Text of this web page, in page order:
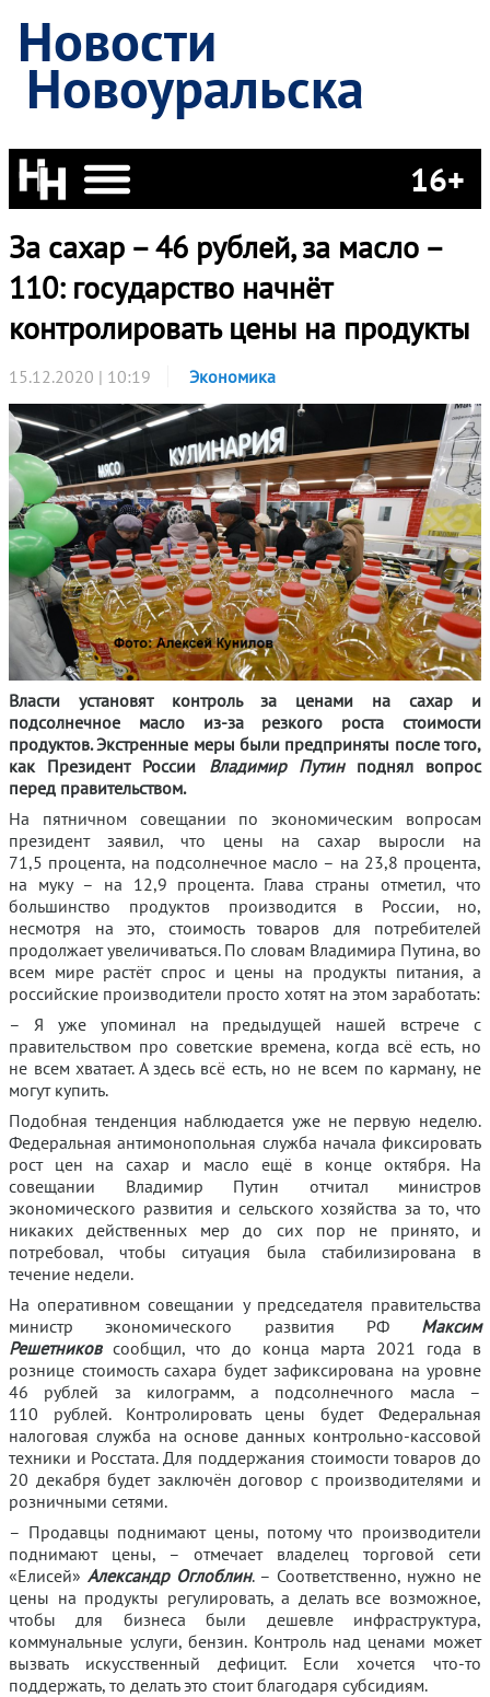
Новости
Новоуральска
16+
За сахар – 46 рублей, за масло –
110: государство начнёт
контролировать цены на продукты
15.12.2020 | 10:19 Экономика
Власти установят контроль за ценами на сахар и
подсолнечное масло из-за резкого роста стоимости
продуктов. Экстренные меры были предприняты после того,
как Президент России Владимир Путинподнял вопрос
перед правительством.
На пятничном совещании по экономическим вопросам
президент заявил, что цены на сахар выросли на
71,5 процента, на подсолнечное масло – на 23,8 процента,
на муку – на 12,9 процента. Глава страны отметил, что
большинство продуктов производится в России, но,
несмотря на это, стоимость товаров для потребителей
продолжает увеличиваться. По словам Владимира Путина, во
всем мире растёт спрос и цены на продукты питания, а
российские производители просто хотят на этом заработать:
– Я уже упоминал на предыдущей нашей встрече с
правительством про советские времена, когда всё есть, но
не всем хватает. А здесь всё есть, но не всем по карману, не
могут купить.
Подобная тенденция наблюдается уже не первую неделю.
Федеральная антимонопольная служба начала фиксировать
рост цен на сахар и масло ещё в конце октября. На
совещании Владимир Путин отчитал министров
экономического развития и сельского хозяйства за то, что
никаких действенных мер до сих пор не принято, и
потребовал, чтобы ситуация была стабилизирована в
течение недели.
На оперативном совещании у председателя правительства
министр экономического развития РФ Максим
Решетниковсообщил, что до конца марта 2021 года в
рознице стоимость сахара будет зафиксирована на уровне
46 рублей за килограмм, а подсолнечного масла –
110 рублей. Контролировать цены будет Федеральная
налоговая служба на основе данных контрольно-кассовой
техники и Росстата. Для поддержания стоимости товаров до
20 декабря будет заключён договор с производителями и
розничными сетями.
– Продавцы поднимают цены, потому что производители
поднимают цены, – отмечает владелец торговой сети
«Елисей» Александр Оглоблин. – Соответственно, нужно не
цены на продукты регулировать, а делать все возможное,
чтобы для бизнеса были дешевле инфраструктура,
коммунальные услуги, бензин. Контроль над ценами может
вызвать искусственный дефицит. Если хочется что-то
поддержать, то делать это стоит благодаря субсидиям.